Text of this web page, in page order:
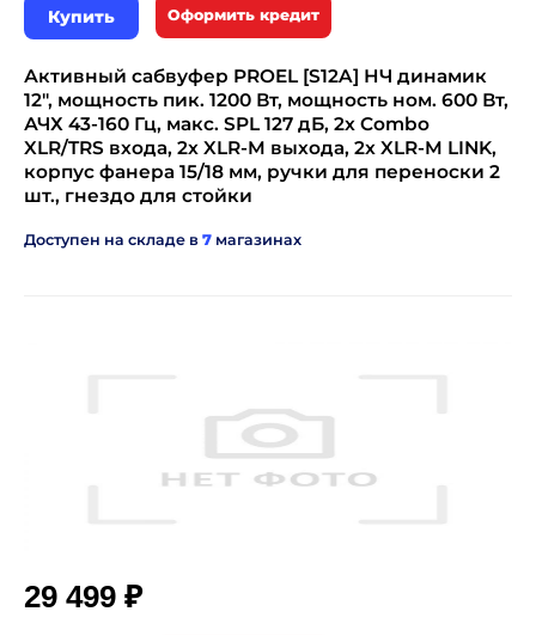
Купить Оформить кредит
Активный сабвуфер PROEL [S12A] НЧ динамик
12", мощность пик. 1200 Вт, мощность ном. 600 Вт,
АЧХ 43-160 Гц, макс. SPL 127 дБ, 2x Combo
XLR/TRS входа, 2x XLR-M выхода, 2x XLR-M LINK,
корпус фанера 15/18 мм, ручки для переноски 2
шт., гнездо для стойки
Доступен на складе в 7 магазинах
29 499 ₽